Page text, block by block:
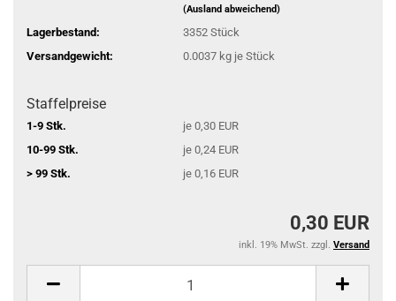
(Ausland abweichend)
Lagerbestand: 3352 Stück
Versandgewicht:
0.0037kg je Stück
Staffelpreise
1-9 Stk.
je 0,30 EUR
10-99 Stk.
je 0,24 EUR
> 99 Stk.
je 0,16 EUR
0,30 EUR
inkl. 19% MwSt. zzgl. Versand